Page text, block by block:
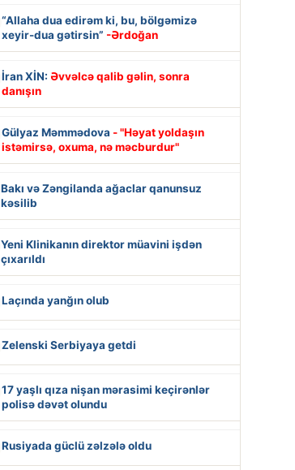
“Allaha dua edirəm ki, bu, bölgəmizə
xeyir-dua gətirsin” -Ərdoğan
İran XİN: Əvvəlcə qalib gəlin, sonra
danışın
Gülyaz Məmmədova - "Həyat yoldaşın
istəmirsə, oxuma, nə məcburdur"
Bakı və Zəngilanda ağaclar qanunsuz
kəsilib
Yeni Klinikanın direktor müavini işdən
çıxarıldı
Laçında yanğın olub
Zelenski Serbiyaya getdi
17 yaşlı qıza nişan mərasimi keçirənlər
polisə dəvət olundu
Rusiyada güclü zəlzələ oldu